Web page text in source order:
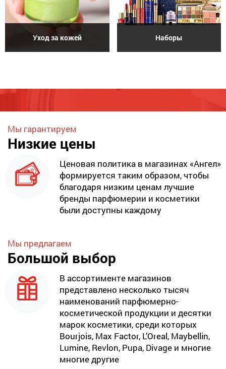
Уход за кожей Наборы
Мы гарантируем
Низкие цены
Ценовая политика в магазинах «Ангел»
формируется таким образом, чтобы
благодаря низким ценам лучшие
бренды парфюмерии и косметики
были доступны каждому
Мы предлагаем
Большой выбор
В ассортименте магазинов
представлено несколько тысяч
наименований парфюмерно-
косметической продукции и десятки
марок косметики, среди которых
Bourjois, Max Factor, L’Oreal, Maybellin,
Lumine, Revlon, Pupa, Divage и многие
многие другие